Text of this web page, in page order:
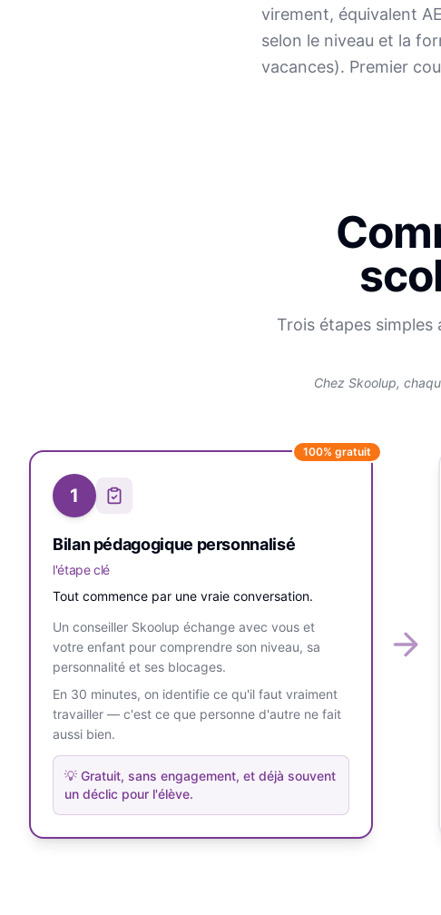
virement, équivalent
selon le niveau et la
vacances). Premier
Trois étapes
Chez Skoolup,
100% gratuit
1
Bilan pédagogique personnalisé
l'étape clé
Tout commence par une vraie conversation.
Un conseiller Skoolup échange avec vous et
votre enfant pour comprendre son niveau, sa
personnalité et ses blocages.
En 30 minutes, on identifie ce qu'il faut vraiment
travailler — c'est ce que personne d'autre ne fait
aussi bien.
💡 Gratuit, sans engagement, et déjà souvent
un déclic pour l'élève.